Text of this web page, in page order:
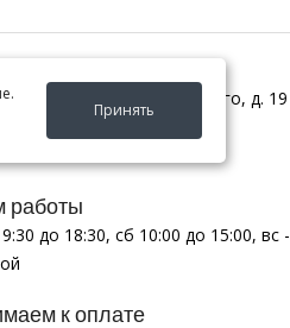
ул. ул. Франк-Каменецкого, д. 19
работы
до 18:30, сб 10:00 до 15:00, вс -
к оплате
Принять